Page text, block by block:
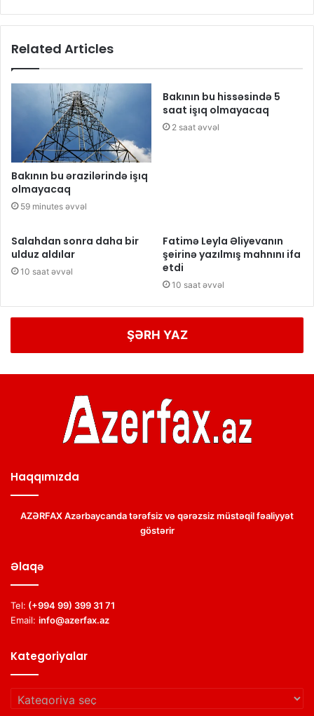
Related Articles
Bakının bu ərazilərində işıq
olmayacaq
59 minutes əvvəl
Bakının bu hissəsində 5
saat işıq olmayacaq
2 saat əvvəl
Salahdan sonra daha bir
ulduz aldılar
10 saat əvvəl
Fatimə Leyla Əliyevanın
şeirinə yazılmış mahnını ifa
etdi
10 saat əvvəl
ŞƏRH YAZ
Haqqımızda
AZƏRFAX Azərbaycanda tərəfsiz və qərəzsiz müstəqil fəaliyyət
göstərir
Əlaqə
Tel: (+994 99) 399 31 71
Email: info@azerfax.az
Kategoriyalar
Kategoriyalar